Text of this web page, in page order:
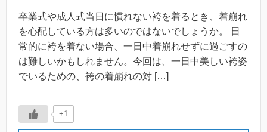
卒業式や成人式当日に慣れない袴を着るとき、着崩れ
を心配している方は多いのではないでしょうか。 日
常的に袴を着ない場合、一日中着崩れせずに過ごすの
は難しいかもしれません。今回は、一日中美しい袴姿
でいるための、袴の着崩れの対 […]
+1